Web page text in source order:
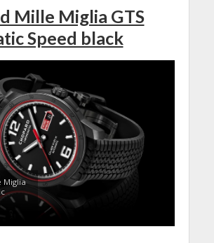
Mille Miglia GTS
Speed black
Miglia